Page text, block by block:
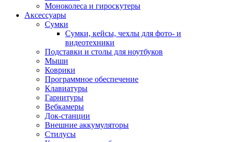
Моноколеса и гироскутеры
Аксессуары
Сумки
Сумки, кейсы, чехлы для фото- и
видеотехники
Подставки и столы для ноутбуков
Мыши
Коврики
Программное обеспечение
Клавиатуры
Гарнитуры
Вебкамеры
Док-станции
Внешние аккумуляторы
Стилусы